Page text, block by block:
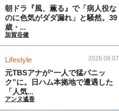
朝ドラ『風、薫る』で「病人役な
のに色気がダダ漏れ」と騒然。39
歳・...
加賀谷健
Lifestyle 2026.08.07
元TBSアナが“一人で猛パニッ
ク”に。日ハム本拠地で遭遇した
「人気...
アンヌ遙香